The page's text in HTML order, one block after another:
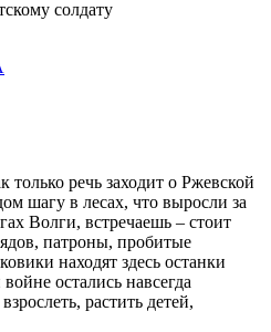
речь заходит о Ржевской
шагу в лесах, что выросли за
Волги, встречаешь – стоит
патроны, пробитые
находят здесь останки
остались навсегда
растить детей,